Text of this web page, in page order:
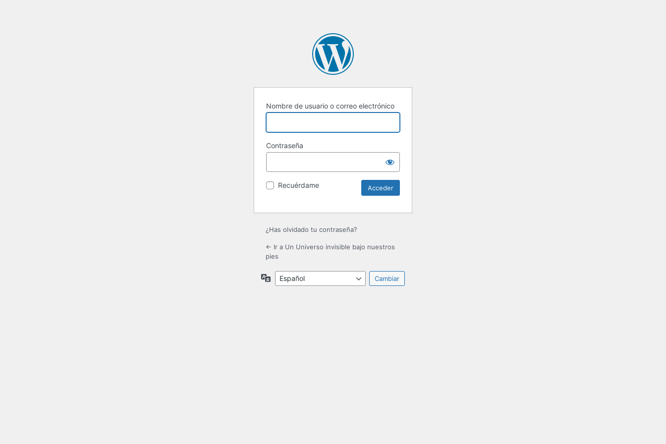
Nombre de usuario o correo electrónico
Contraseña
Recuérdame
¿Has olvidado tu contraseña?
← Ir a Un Universo invisible bajo nuestros
pies
Idioma